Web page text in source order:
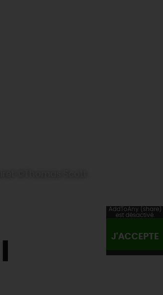
AddToAny (share)
est désactivé.
J'ACCEPTE